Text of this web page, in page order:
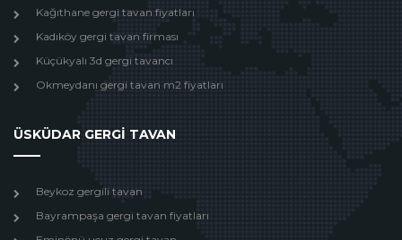
Kağıthane gergi tavan fiyatları
Kadıköy gergi tavan firması
Küçükyalı 3d gergi tavancı
Okmeydanı gergi tavan m2 fiyatları
ÜSKÜDAR GERGİ TAVAN
Beykoz gergili tavan
Bayrampaşa gergi tavan fiyatları